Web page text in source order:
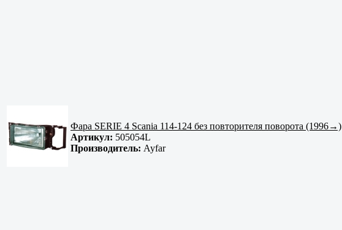
Фара SERIE 4 Scania 114-124 без повторителя поворота (1996→)
Артикул: 505054L
Производитель: Ayfar